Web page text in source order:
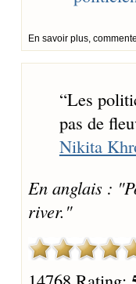
En savoir plus,
“Les
pas de
Nikita
En anglais :
river."